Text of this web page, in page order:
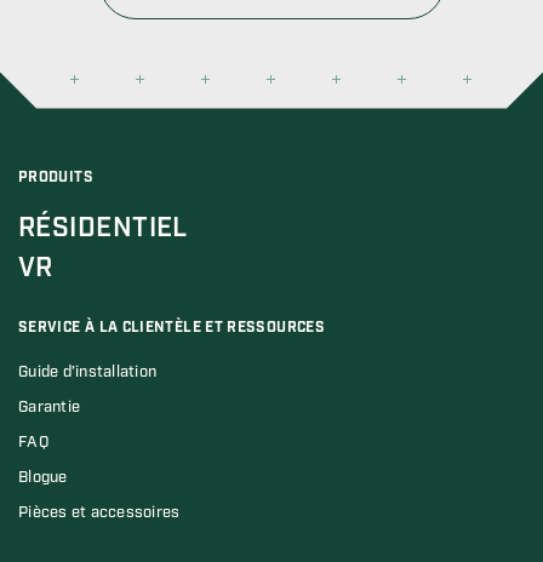
PRODUITS
RÉSIDENTIEL
VR
SERVICE À LA CLIENTÈLE ET RESSOURCES
Guide d’installation
Garantie
FAQ
Blogue
Pièces et accessoires